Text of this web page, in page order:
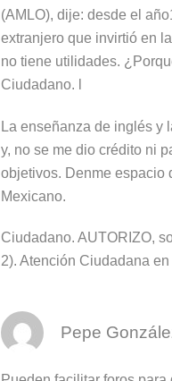
(AMLO), dije: desde el
extranjero que invirtió en
no tiene utilidades.
Ciudadano. l
La enseñanza de inglés y
y, no se me dio crédito ni
objetivos. Denme espacio
Mexicano.
Ciudadano. AUTORIZO,
2). Atención Ciudadana
Pepe